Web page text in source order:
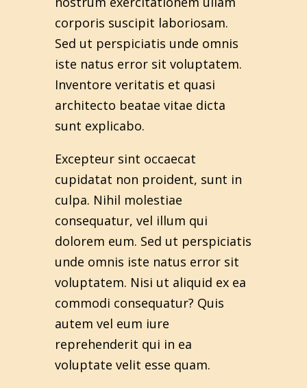
corporis suscipit laboriosam.
Sed ut perspiciatis unde omnis
iste natus error sit voluptatem.
Inventore veritatis et quasi
architecto beatae vitae dicta
sunt explicabo.
Excepteur sint occaecat
cupidatat non proident, sunt in
culpa. Nihil molestiae
consequatur, vel illum qui
dolorem eum. Sed ut perspiciatis
unde omnis iste natus error sit
voluptatem. Nisi ut aliquid ex ea
commodi consequatur? Quis
autem vel eum iure
reprehenderit qui in ea
voluptate velit esse quam.